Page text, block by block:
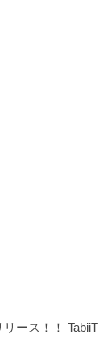
リース！！ TabiiT